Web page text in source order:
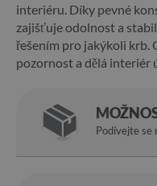
interiéru. Díky pevné
zajišťuje odolnost a
řešením pro jakýkoli krb.
pozornost a dělá interiér
Podívejte se